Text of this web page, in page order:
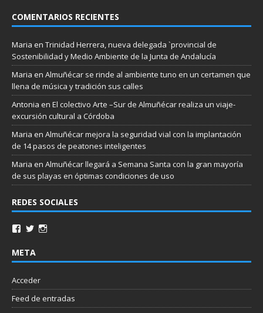
COMENTARIOS RECIENTES
Maria en Trinidad Herrera, nueva delegada `provincial de
Sostenibilidad y Medio Ambiente de la Junta de Andalucía
Maria en Almuñécar se rinde al ambiente tuno en un certamen que
llena de música y tradición sus calles
Antonia en El colectivo Arte –Sur de Almuñécar realiza un viaje-
excursión cultural a Córdoba
Maria en Almuñécar mejora la seguridad vial con la implantación
de 14 pasos de peatones inteligentes
Maria en Almuñécar llegará a Semana Santa con la gran mayoría
de sus playas en óptimas condiciones de uso
REDES SOCIALES
META
Acceder
Feed de entradas